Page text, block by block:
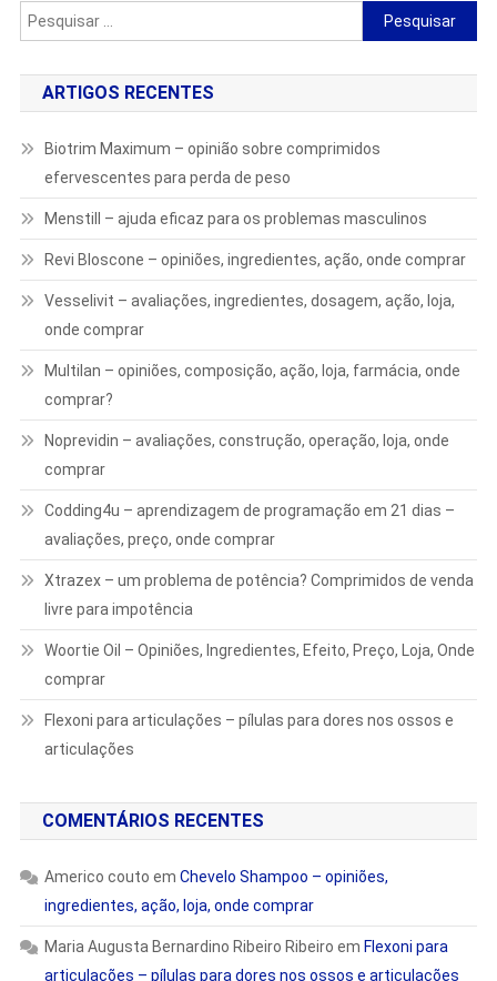
Pesquisar
por:
ARTIGOS RECENTES
Biotrim Maximum – opinião sobre comprimidos
efervescentes para perda de peso
Menstill – ajuda eficaz para os problemas masculinos
Revi Bloscone – opiniões, ingredientes, ação, onde comprar
Vesselivit – avaliações, ingredientes, dosagem, ação, loja,
onde comprar
Multilan – opiniões, composição, ação, loja, farmácia, onde
comprar?
Noprevidin – avaliações, construção, operação, loja, onde
comprar
Codding4u – aprendizagem de programação em 21 dias –
avaliações, preço, onde comprar
Xtrazex – um problema de potência? Comprimidos de venda
livre para impotência
Woortie Oil – Opiniões, Ingredientes, Efeito, Preço, Loja, Onde
comprar
Flexoni para articulações – pílulas para dores nos ossos e
articulações
COMENTÁRIOS RECENTES
Americo couto em Chevelo Shampoo – opiniões,
ingredientes, ação, loja, onde comprar
Maria Augusta Bernardino Ribeiro Ribeiro em Flexoni para
articulações – pílulas para dores nos ossos e articulações